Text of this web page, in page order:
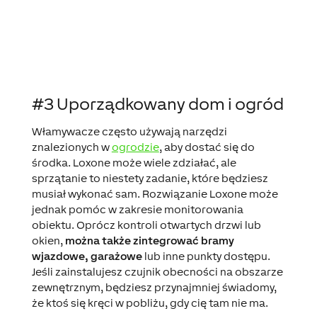
#3 Uporządkowany dom i ogród
Włamywacze często używają narzędzi
znalezionych wogrodzie, aby dostać się do
środka. Loxone może wiele zdziałać, ale
sprzątanie to niestety zadanie, które będziesz
musiał wykonać sam. Rozwiązanie Loxone może
jednak pomóc w zakresie monitorowania
obiektu. Oprócz kontroli otwartych drzwi lub
okien, można także zintegrować bramy
wjazdowe, garażowelub inne punkty dostępu.
Jeśli zainstalujesz czujnik obecności na obszarze
zewnętrznym, będziesz przynajmniej świadomy,
że ktoś się kręci w pobliżu, gdy cię tam nie ma.